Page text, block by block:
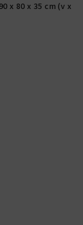
x 80 x 35 cm (v x